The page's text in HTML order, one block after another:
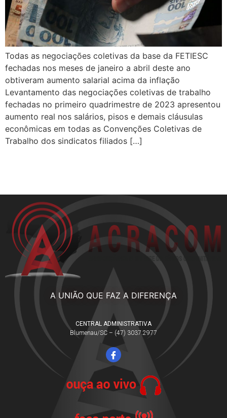
Todas as negociações coletivas da base da FETIESC
fechadas nos meses de janeiro a abril deste ano
obtiveram aumento salarial acima da inflação
Levantamento das negociações coletivas de trabalho
fechadas no primeiro quadrimestre de 2023 apresentou
aumento real nos salários, pisos e demais cláusulas
econômicas em todas as Convenções Coletivas de
Trabalho dos sindicatos filiados […]
A UNIÃO QUE FAZ A DIFERENÇA
CENTRAL ADMINISTRATIVA
Blumenau/SC – (47) 3037.2977